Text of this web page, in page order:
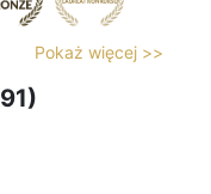
Pokaż więcej >>